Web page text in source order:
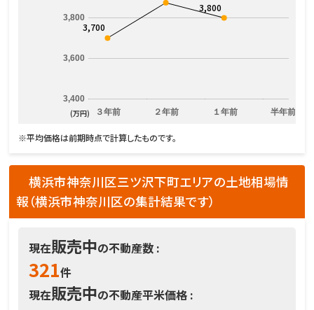
３年前 ２年前 １年前 半年前
3,400
3,600
3,800
3,700
3,800
(万円)
※平均価格は前期時点で計算したものです。
横浜市神奈川区三ツ沢下町エリアの土地相場情
報（横浜市神奈川区の集計結果です）
現在販売中の不動産数 :
321件
現在販売中の不動産平米価格 :